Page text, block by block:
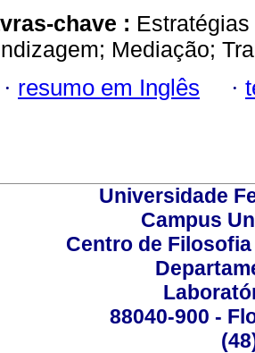
chave :
Mediação;
· resumo em Inglês ·
Universidade
Campus
Centro de
88040-900 -